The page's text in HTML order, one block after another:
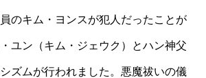
のキム・ヨンスが犯人だったことが
ユン（キム・ジェウク）とハン神父
ズムが行われました。悪魔祓いの儀